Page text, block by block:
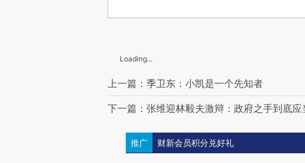
Loading...
上一篇：季卫东：小凯是一个先知者
下一篇：张维迎林毅夫激辩：政府之手到底应
推广 财新会员积分兑好礼